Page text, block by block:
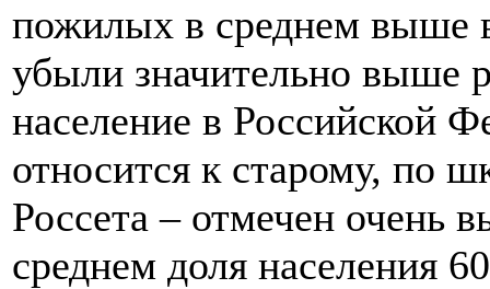
пожилых в среднем выше
убыли значительно выше
население в Российской
относится к старому, по
Россета – отмечен очень
среднем доля населения